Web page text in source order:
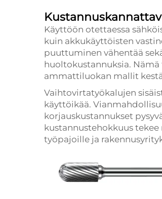
Käyttöön otettaessa
kuin akkukäyttöisten
puuttuminen vähentää
huoltokustannuksia.
ammattiluokan mallit
Vaihtovirtatyökalujen
käyttöikää.
korjauskustannukset
kustannustehokkuus
työpajoille ja